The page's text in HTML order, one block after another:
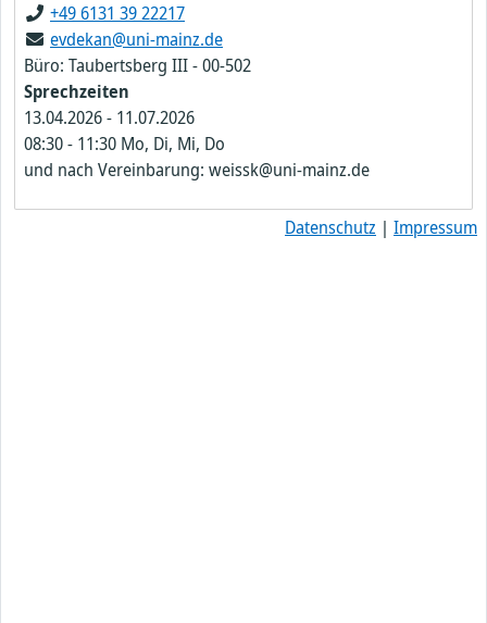
+49 6131 39 22217
evdekan@uni-mainz.de
Büro: Taubertsberg III - 00-502
Sprechzeiten
13.04.2026- 11.07.2026
08:30- 11:30 Mo, Di, Mi, Do
und nach Vereinbarung: weissk@uni-mainz.de
Datenschutz | Impressum